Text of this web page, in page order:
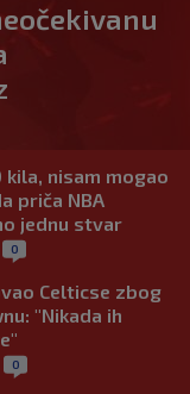
kila, nisam mogao
priča NBA
jednu stvar
0
Celticse zbog
"Nikada ih
0